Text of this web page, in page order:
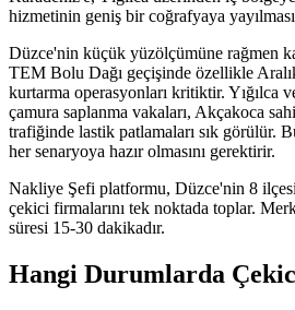
hizmetinin geniş bir coğrafyaya
Düzce'nin küçük yüzölçümüne rağmen
TEM Bolu Dağı geçişinde özellikle
kurtarma operasyonları kritiktir. Yığılca
çamura saplanma vakaları, Akçakoca
trafiğinde lastik patlamaları sık görülür.
her senaryoya hazır olmasını gerektirir.
Nakliye Şefi platformu, Düzce'nin 8
çekici firmalarını tek noktada toplar.
süresi 15-30 dakikadır.
Hangi Durumlarda